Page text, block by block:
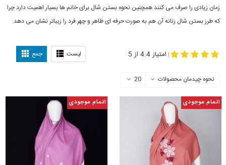
زمان زیادی را صرف می کنند همچنین نحوه بستن شال برای خانم ها بسیار اهمیت دارد چرا
که طرز بستن شال زنانه آن هم به صورت حرفه ای ظاهر و چهر فرد را زیباتر نشان می دهد.
لیست جمع | امتیاز 4.4 از 5
نحوه چیدمان محصولات 20
اتمام موجودی اتمام موجودی